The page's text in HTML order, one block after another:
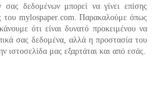
δεδομένων μπορεί να γίνει επίσης
του mylospaper.com. Παρακαλούμε όπως
ότι είναι δυνατό προκειμένου να
σας δεδομένα, αλλά η προστασία του
ιστοσελίδα μας εξαρτάται και από εσάς.